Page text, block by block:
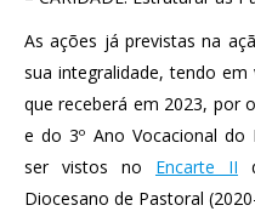
As ações já previstas na
sua integralidade, tendo
que receberá em 2023, por
e do 3º Ano Vocacional do
ser vistos no Encarte II
Diocesano de Pastoral